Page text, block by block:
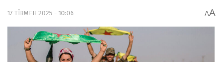
17 TÎRMEH 2025 - 10:06 AA